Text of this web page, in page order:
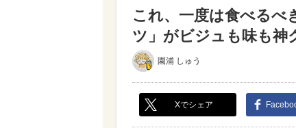
これ、一度は食べる
ツ」がビジュも味も神
園浦 しゅう
Xでシェア